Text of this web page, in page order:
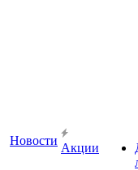
Новости
Акции